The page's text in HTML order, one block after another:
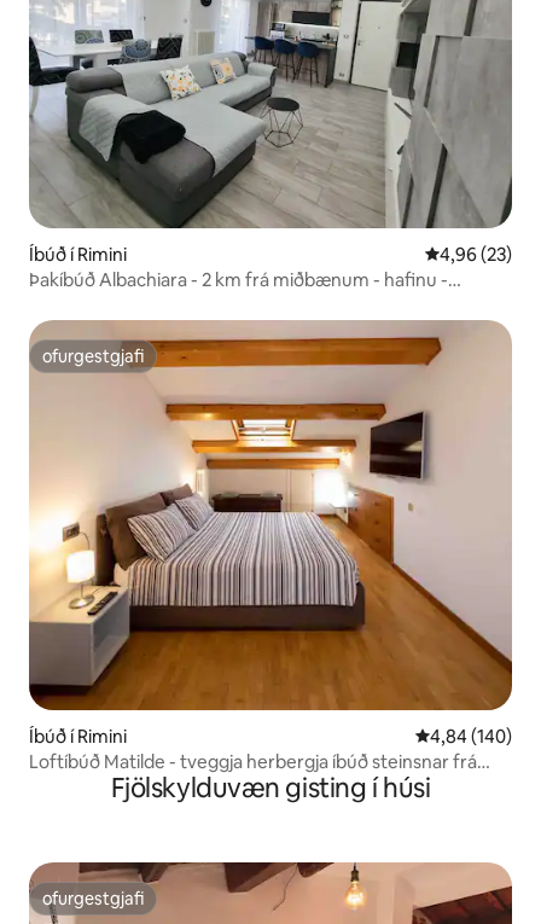
Íbúð í Rimini 4,96 af 5 í
4,96 (23)
Þakíbúð Albachiara - 2 km frá miðbænum - hafinu -
ofurgestgjafi
ofurgestgjafi
Íbúð í Rimini 4,84 af 5 í
4,84 (140)
Loftíbúð Matilde - tveggja herbergja íbúð steinsnar frá
Fjölskylduvæn gisting í húsi
ofurgestgjafi
ofurgestgjafi